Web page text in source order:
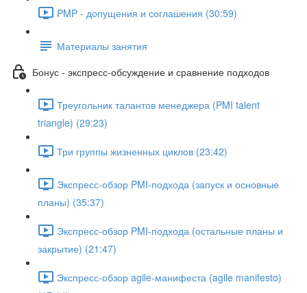
PMP - допущения и соглашения (30:59)
Материалы занятия
Бонус - экспресс-обсуждение и сравнение подходов
Треугольник талантов менеджера (PMI talent
triangle) (29:23)
Три группы жизненных циклов (23:42)
Экспресс-обзор PMI-подхода (запуск и основные
планы) (35:37)
Экспресс-обзор PMI-подхода (остальные планы и
закрытие) (21:47)
Экспресс-обзор agile-манифеста (agile manifesto)